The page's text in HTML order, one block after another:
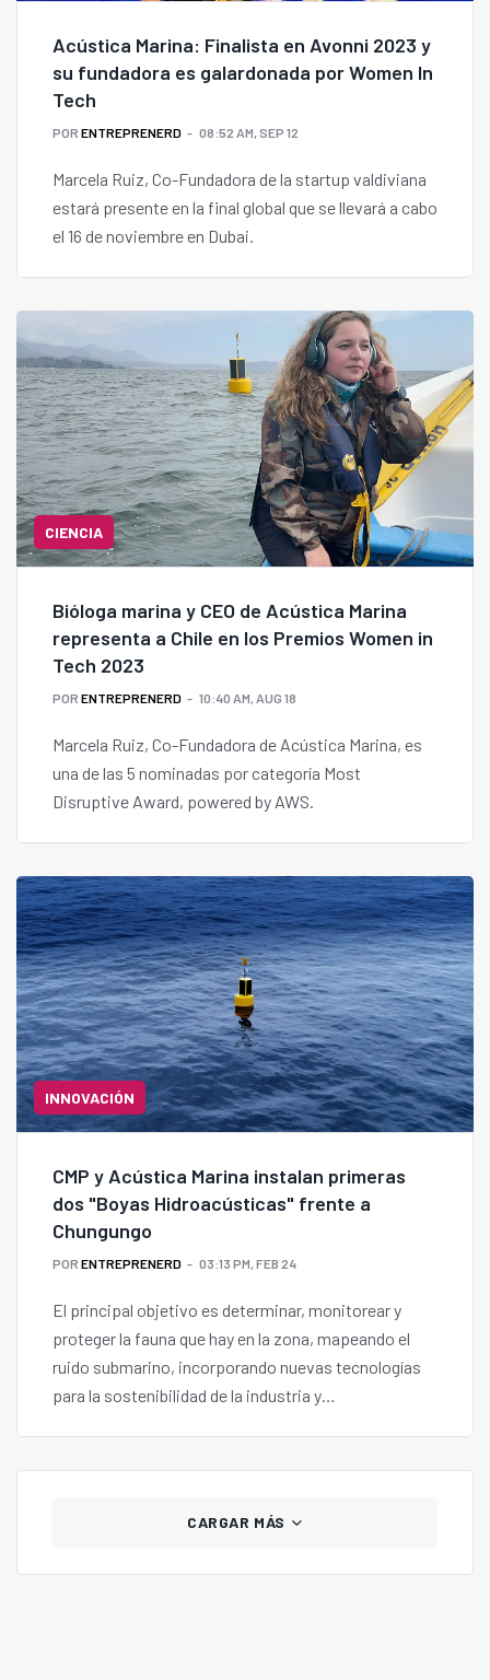
Acústica Marina: Finalista en Avonni 2023 y
su fundadora es galardonada por Women In
Tech
POR ENTREPRENERD 08:52 AM, SEP 12
Marcela Ruiz, Co-Fundadora de la startup valdiviana
estará presente en la final global que se llevará a cabo
el 16 de noviembre en Dubai.
CIENCIA
Bióloga marina y CEO de Acústica Marina
representa a Chile en los Premios Women in
Tech 2023
POR ENTREPRENERD 10:40 AM, AUG 18
Marcela Ruiz, Co-Fundadora de Acústica Marina, es
una de las 5 nominadas por categoría Most
Disruptive Award, powered by AWS.
INNOVACIÓN
CMP y Acústica Marina instalan primeras
dos "Boyas Hidroacústicas" frente a
Chungungo
POR ENTREPRENERD 03:13 PM, FEB 24
El principal objetivo es determinar, monitorear y
proteger la fauna que hay en la zona, mapeando el
ruido submarino, incorporando nuevas tecnologías
para la sostenibilidad de la industria y
CARGAR MÁS